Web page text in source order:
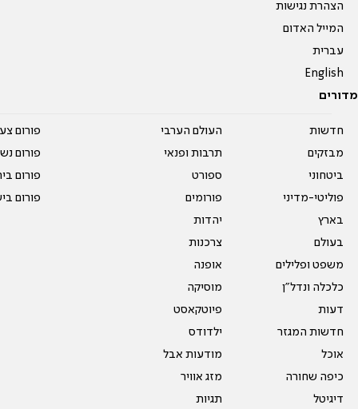
הצהרת נגישות
המייל האדום
עברית
English
מדורים
חדשות
מבזקים
ביטחוני
פוליטי-מדיני
בארץ
בעולם
משפט ופלילים
כלכלה ונדל"ן
דעות
חדשות המגזר
אוכל
כיפה שחורה
דיגיטל
העולם הערבי
תרבות ופנאי
ספורט
פורומים
יהדות
צרכנות
אופנה
מוסיקה
פיוטקאסט
ילדודס
מודעות אבל
מזג אוויר
תגיות
פורום
פורום
פורום
פורום